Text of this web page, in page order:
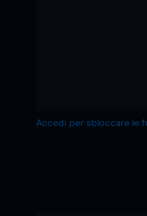
Accedi per sbloccare le